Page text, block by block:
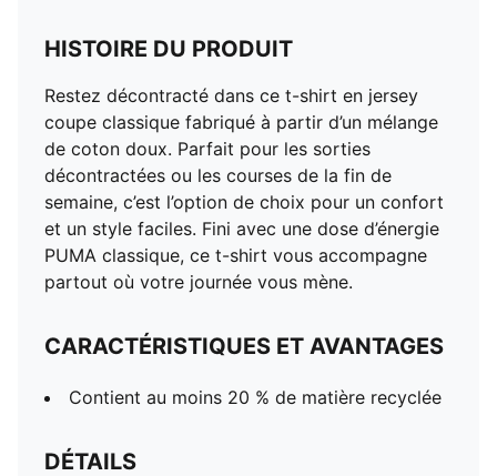
HISTOIRE DU PRODUIT
Restez décontracté dans ce t-shirt en jersey
coupe classique fabriqué à partir d’un mélange
de coton doux. Parfait pour les sorties
décontractées ou les courses de la fin de
semaine, c’est l’option de choix pour un confort
et un style faciles. Fini avec une dose d’énergie
PUMA classique, ce t-shirt vous accompagne
partout où votre journée vous mène.
CARACTÉRISTIQUES ET AVANTAGES
Contient au moins 20 % de matière recyclée
DÉTAILS